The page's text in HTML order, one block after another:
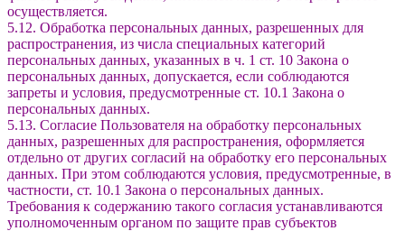
осуществляется.
5.12. Обработка персональных данных, разрешенных для
распространения, из числа специальных категорий
персональных данных, указанных в ч. 1 ст. 10 Закона о
персональных данных, допускается, если соблюдаются
запреты и условия, предусмотренные ст. 10.1 Закона о
персональных данных.
5.13. Согласие Пользователя на обработку персональных
данных, разрешенных для распространения, оформляется
отдельно от других согласий на обработку его персональных
данных. При этом соблюдаются условия, предусмотренные, в
частности, ст. 10.1 Закона о персональных данных.
Требования к содержанию такого согласия устанавливаются
уполномоченным органом по защите прав субъектов